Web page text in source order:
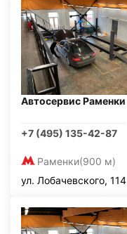
Автосервис Раменки
+7 (495) 135-42-87
Раменки(900 м)
ул. Лобачевского, 114